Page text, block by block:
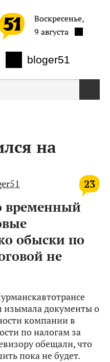
bloger51
Воскресенье,
9 августа
на
23
временный
обыски по
не
документы о
компании в
по налогам за
обещали, что
пока не будет.